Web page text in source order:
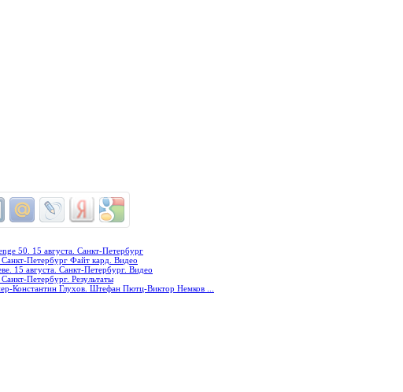
50. 15 августа. Санкт-Петербург
Петербург Файт кард. Видео
15 августа. Санкт-Петербург. Видео
Петербург. Результаты
Константин Глухов. Штефан Пютц-Виктор Немков ...